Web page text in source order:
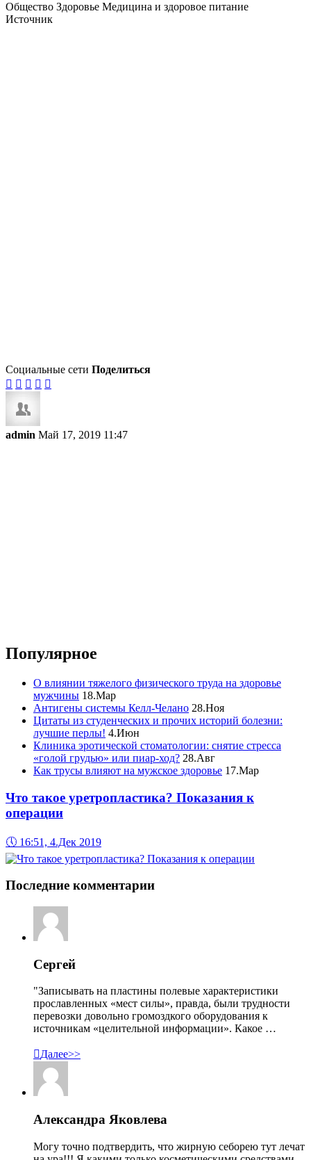
Общество Здоровье Медицина и здоровое питание
Источник
Социальные сети Поделиться
    
admin Май 17, 2019 11:47
Популярное
О влиянии тяжелого физического труда на здоровье
мужчины 18.Мар
Антигены системы Келл-Челано 28.Ноя
Цитаты из студенческих и прочих историй болезни:
лучшие перлы! 4.Июн
Клиника эротической стоматологии: снятие стресса
«голой грудью» или пиар-ход? 28.Авг
Как трусы влияют на мужское здоровье 17.Мар
Что такое уретропластика? Показания к
операции
🕔 16:51, 4.Дек 2019
Последние комментарии
Сергей
"Записывать на пластины полевые характеристики
прославленных «мест силы», правда, были трудности
перевозки довольно громоздкого оборудования к
источникам «целительной информации». Какое …
Далее>>
Александра Яковлева
Могу точно подтвердить, что жирную себорею тут лечат